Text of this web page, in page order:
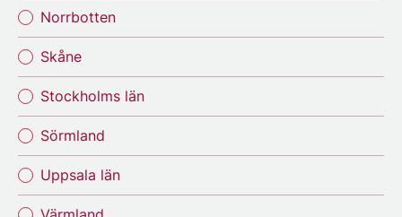
Norrbotten
Skåne
Stockholms län
Sörmland
Uppsala län